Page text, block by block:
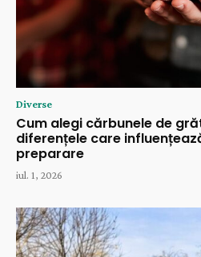
Diverse
Cum alegi cărbunele de
diferențele care
preparare
iul. 1, 2026